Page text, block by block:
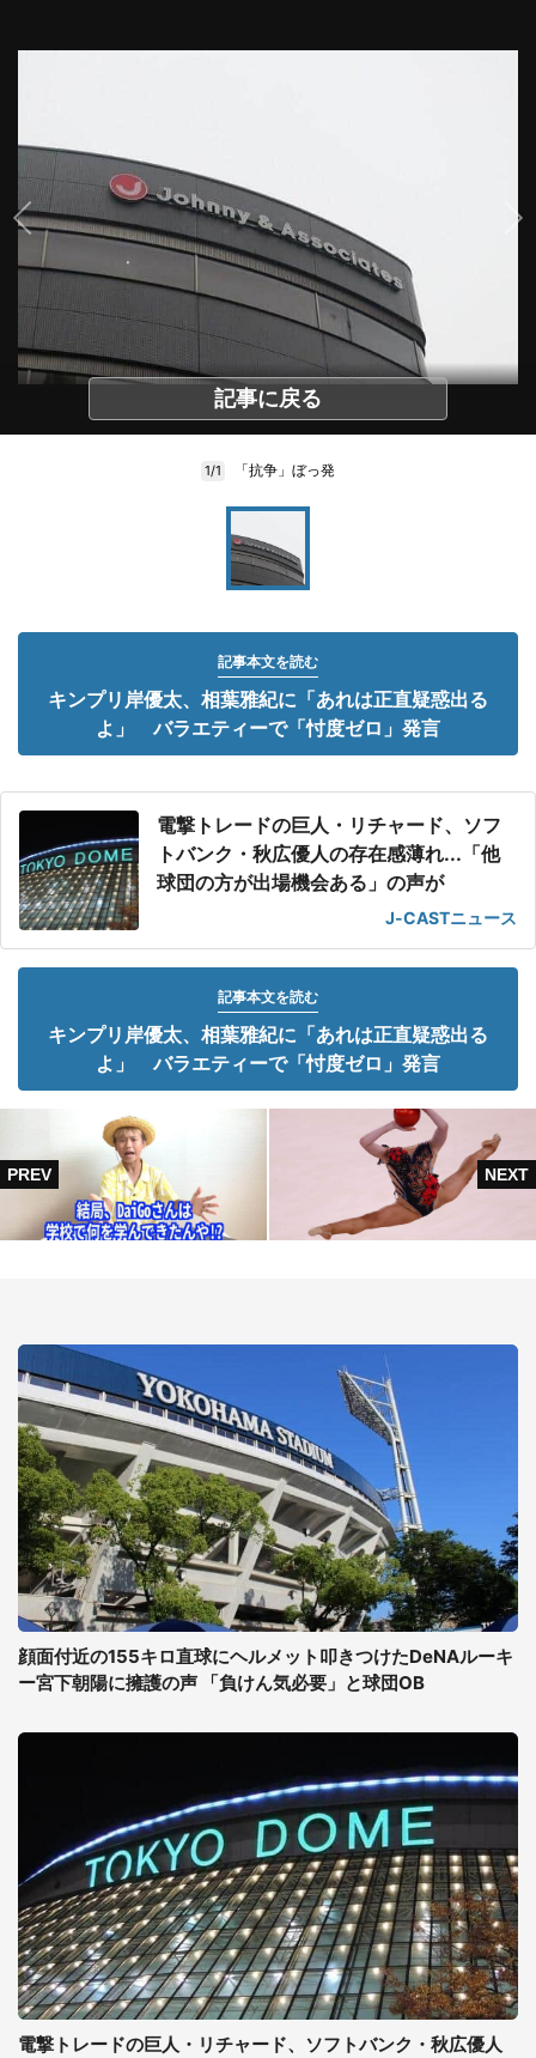
記事に戻る
1/1 「抗争」ぼっ発
記事本文を読む
キンプリ岸優太、相葉雅紀に「あれは正直疑惑出る
よ」 バラエティーで「忖度ゼロ」発言
電撃トレードの巨人・リチャード、ソフ
トバンク・秋広優人の存在感薄れ...「他
球団の方が出場機会ある」の声が
J-CASTニュース
記事本文を読む
キンプリ岸優太、相葉雅紀に「あれは正直疑惑出る
よ」 バラエティーで「忖度ゼロ」発言
顔面付近の155キロ直球にヘルメット叩きつけたDeNAルーキ
ー宮下朝陽に擁護の声 「負けん気必要」と球団OB
電撃トレードの巨人・リチャード、ソフトバンク・秋広優人